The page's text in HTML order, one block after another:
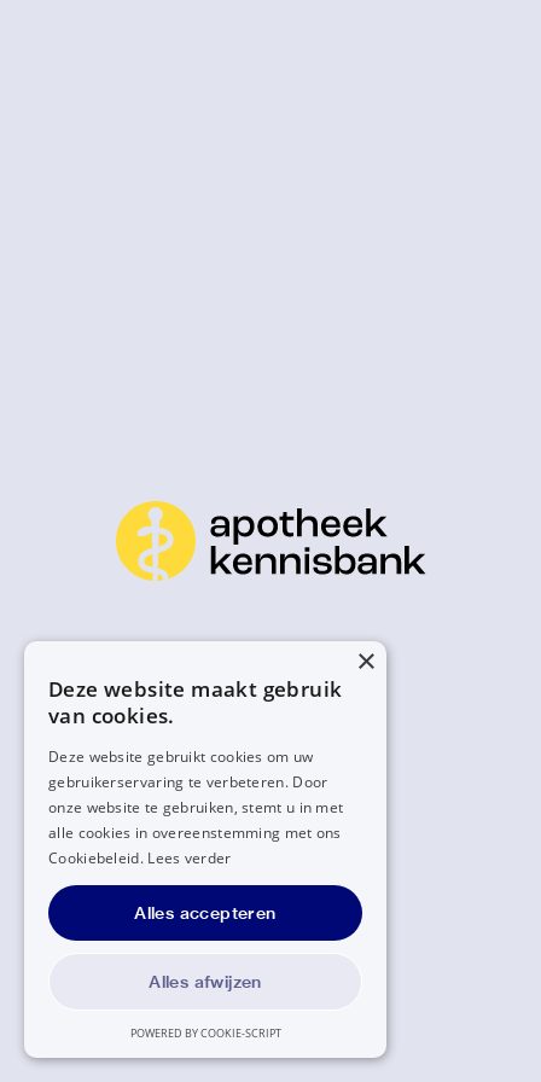
×
Deze website maakt gebruik
van cookies.
Deze website gebruikt cookies om uw
gebruikerservaring te verbeteren. Door
onze website te gebruiken, stemt u in met
alle cookies in overeenstemming met ons
Cookiebeleid. Lees verder
Alles accepteren
Alles afwijzen
POWERED BY COOKIE-SCRIPT